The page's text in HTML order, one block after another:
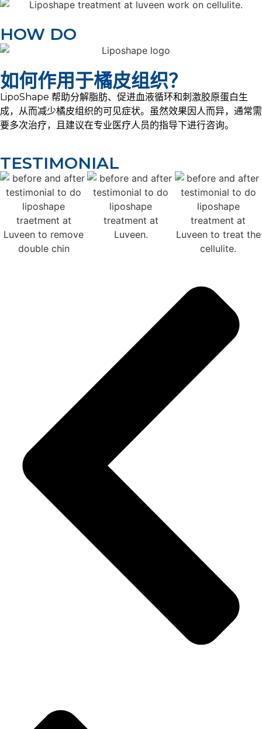
HOW DO
如何作用于橘皮组织？
LipoShape 帮助分解脂肪、促进血液循环和刺激胶原蛋白生
成，从而减少橘皮组织的可见症状。虽然效果因人而异，通常需
要多次治疗，且建议在专业医疗人员的指导下进行咨询。
TESTIMONIAL